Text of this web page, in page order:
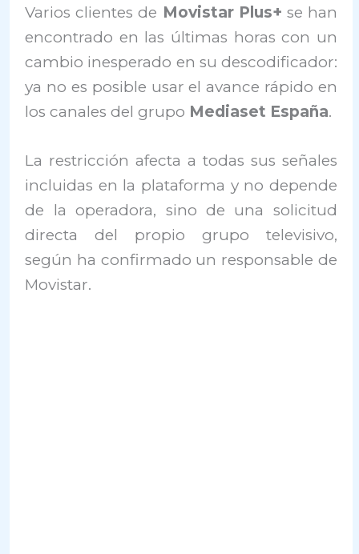
Varios clientes de Movistar Plus+ se han
encontrado en las últimas horas con un
cambio inesperado en su descodificador:
ya no es posible usar el avance rápido en
los canales del grupo Mediaset España.
La restricción afecta a todas sus señales
incluidas en la plataforma y no depende
de la operadora, sino de una solicitud
directa del propio grupo televisivo,
según ha confirmado un responsable de
Movistar.